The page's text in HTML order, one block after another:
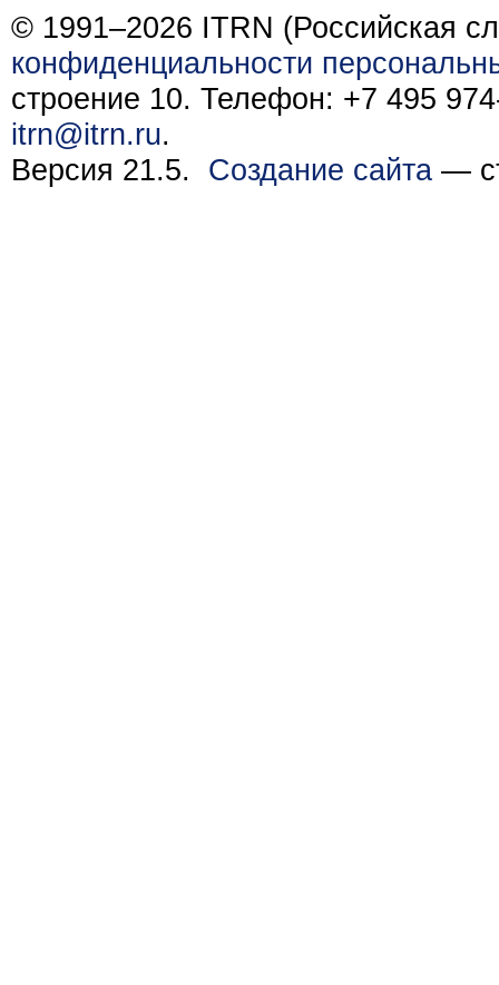
© 1991–2026 ITRN (Российская
конфиденциальности
строение 10. Телефон: +7 495
itrn@itrn.ru.
Версия 21.5. Создание сайта —